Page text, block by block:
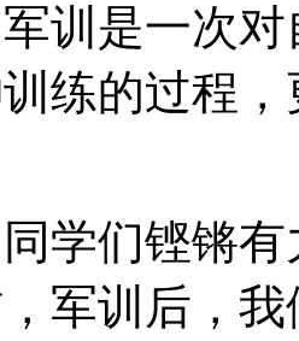
训是一次
练的过程
学们铿锵
军训后，